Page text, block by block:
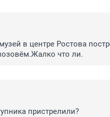
в центре Ростова
что ли.
пристрелили?